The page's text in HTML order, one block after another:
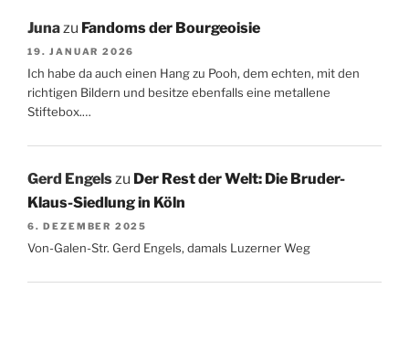
Junazu Fandoms der Bourgeoisie
19. JANUAR 2026
Ich habe da auch einen Hang zu Pooh, dem echten, mit den
richtigen Bildern und besitze ebenfalls eine metallene
Stiftebox.…
Gerd Engels zu Der Rest der Welt: Die Bruder-
Klaus-Siedlung in Köln
6. DEZEMBER 2025
Von-Galen-Str. Gerd Engels, damals Luzerner Weg